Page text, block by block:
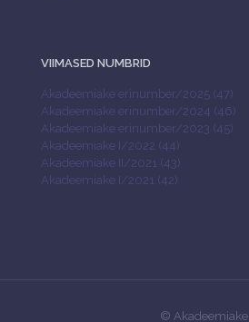
VIIMASED NUMBRID
Akadeemiake erinumber/2025 (47)
Akadeemiake erinumber/2024 (46)
Akadeemiake erinumber/2023 (45)
Akadeemiake I/2022 (44)
Akadeemiake II/2021 (43)
Akadeemiake I/2021 (42)
© Akadeemiake